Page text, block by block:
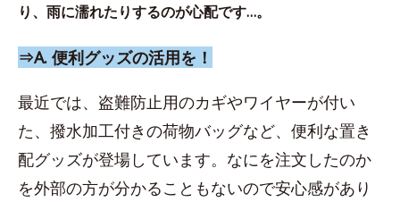
り、雨に濡れたりするのが心配です…。
⇒A. 便利グッズの活用を！
最近では、盗難防止用のカギやワイヤーが付い
た、撥水加工付きの荷物バッグなど、便利な置き
配グッズが登場しています。なにを注文したのか
を外部の方が分かることもないので安心感があり